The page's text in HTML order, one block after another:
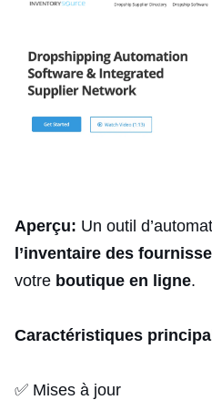
Aperçu: Un outil
l’inventaire des
votre boutique en ligne.
Caractéristiques
✅ Mises à jour